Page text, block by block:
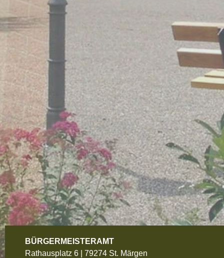
BÜRGERMEISTERAMT
Rathausplatz 6 | 79274 St. Märgen